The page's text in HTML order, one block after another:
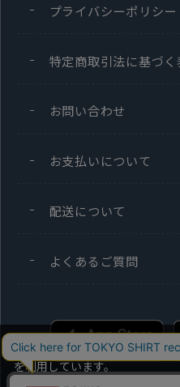
プライバシーポリシー
特定商取引法に基づく
お問い合わせ
お支払いについて
配送について
よくあるご質問
当社のウェブサイトでは、お客
を利用しています。